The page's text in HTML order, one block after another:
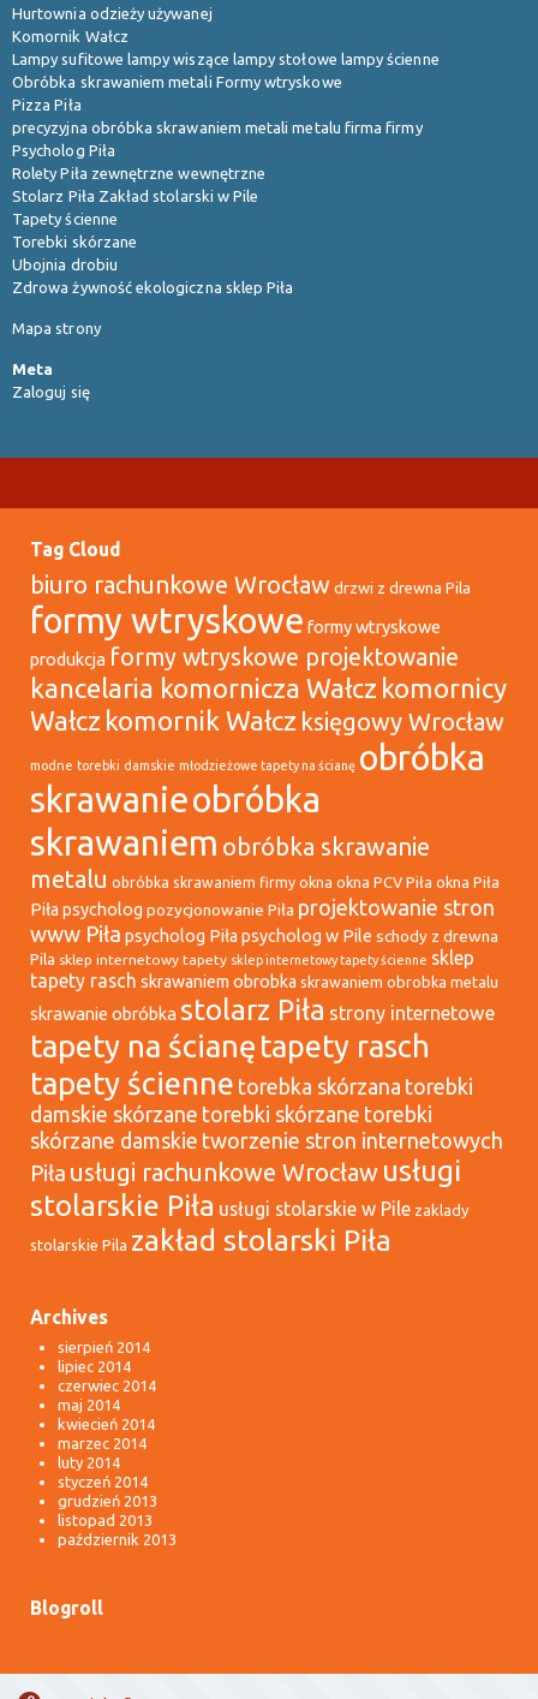
Hurtownia odzieży używanej
Komornik Wałcz
Lampy sufitowe lampy wiszące lampy stołowe lampy ścienne
Obróbka skrawaniem metali Formy wtryskowe
Pizza Piła
precyzyjna obróbka skrawaniem metali metalu firma firmy
Psycholog Piła
Rolety Piła zewnętrzne wewnętrzne
Stolarz Piła Zakład stolarski w Pile
Tapety ścienne
Torebki skórzane
Ubojnia drobiu
Zdrowa żywność ekologiczna sklep Piła
Mapa strony
Meta
Zaloguj się
Tag Cloud
biuro rachunkowe Wrocław drzwi z drewna Pila
formy wtryskowe formy wtryskowe
produkcja formy wtryskowe projektowanie
kancelaria komornicza Wałcz komornicy
Wałcz komornik Wałcz księgowy Wrocław
modne torebki damskie młodzieżowe tapety na ścianę obróbka
skrawanieobróbka
skrawaniem obróbka skrawanie
metalu obróbka skrawaniem firmy okna okna PCV Piła okna Piła
Piła psycholog pozycjonowanie Piła projektowanie stron
www Piła psycholog Piła psycholog w Pile schody z drewna
Pila sklep internetowy tapety sklep internetowy tapety ścienne sklep
tapety rasch skrawaniem obrobka skrawaniem obrobka metalu
skrawanie obróbka stolarz Piła strony internetowe
tapety na ścianę tapety rasch
tapety ścienne torebka skórzana torebki
damskie skórzane torebki skórzane torebki
skórzane damskie tworzenie stron internetowych
Piła usługi rachunkowe Wrocław usługi
stolarskie Piła usługi stolarskie w Pile zaklady
stolarskie Pila zakład stolarski Piła
Archives
sierpień 2014
lipiec 2014
czerwiec 2014
maj 2014
kwiecień 2014
marzec 2014
luty 2014
styczeń 2014
grudzień 2013
listopad 2013
październik 2013
Blogroll